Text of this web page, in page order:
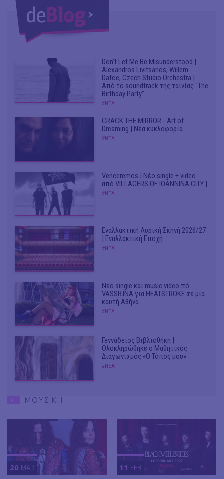
Don't Let Me Be Misunderstood |
Alexandros Livitsanos, Willem
Dafoe, Czech Studio Orchestra |
Από το soundtrack της ταινίας "The
Birthday Party"
#ΝΕΑ
CRACK THE MIRROR - Art of
Dreaming | Νέα κυκλοφορία
#ΝΕΑ
Venceremos | Νέο single + video
από VILLAGERS OF IOANNINA CITY |
#ΝΕΑ
Εναλλακτική Λυρική Σκηνή 2026/27
| Εναλλακτική Εποχή
#ΝΕΑ
Νέο single και music video πό
VASSIŁINA για HEATSTROKE σε μία
καυτή Αθήνα
#ΝΕΑ
Γεννάδειος Βιβλιοθήκη |
Ολοκληρώθηκε ο Μαθητικός
Διαγωνισμός «Ο Τόπος μου»
#ΝΕΑ
ΜΟΥΣΙΚΗ
20 MAR 11 FEB